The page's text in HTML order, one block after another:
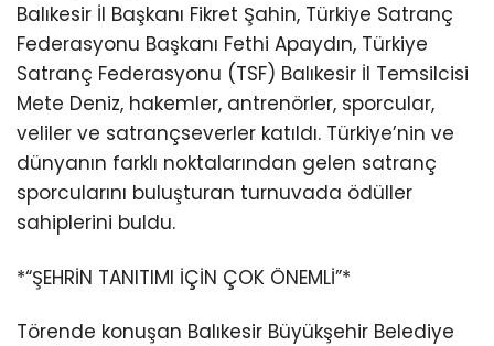
Balıkesir İl Başkanı Fikret Şahin, Türkiye Satranç
Federasyonu Başkanı Fethi Apaydın, Türkiye
Satranç Federasyonu (TSF) Balıkesir İl Temsilcisi
Mete Deniz, hakemler, antrenörler, sporcular,
veliler ve satrançseverler katıldı. Türkiye’nin ve
dünyanın farklı noktalarından gelen satranç
sporcularını buluşturan turnuvada ödüller
sahiplerini buldu.
*“ŞEHRİN TANITIMI İÇİN ÇOK ÖNEMLİ”*
Törende konuşan Balıkesir Büyükşehir Belediye